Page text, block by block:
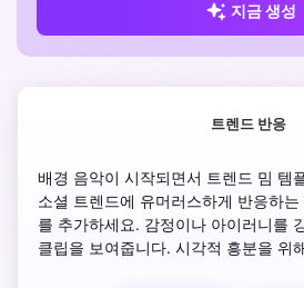
지금 생성
트렌드 반응
배경 음악이 시작되면서 트렌드 밈 템
소셜 트렌드에 유머러스하게 반응하
를 추가하세요. 감정이나 아이러니를
클립을 보여줍니다. 시각적 흥분을 위